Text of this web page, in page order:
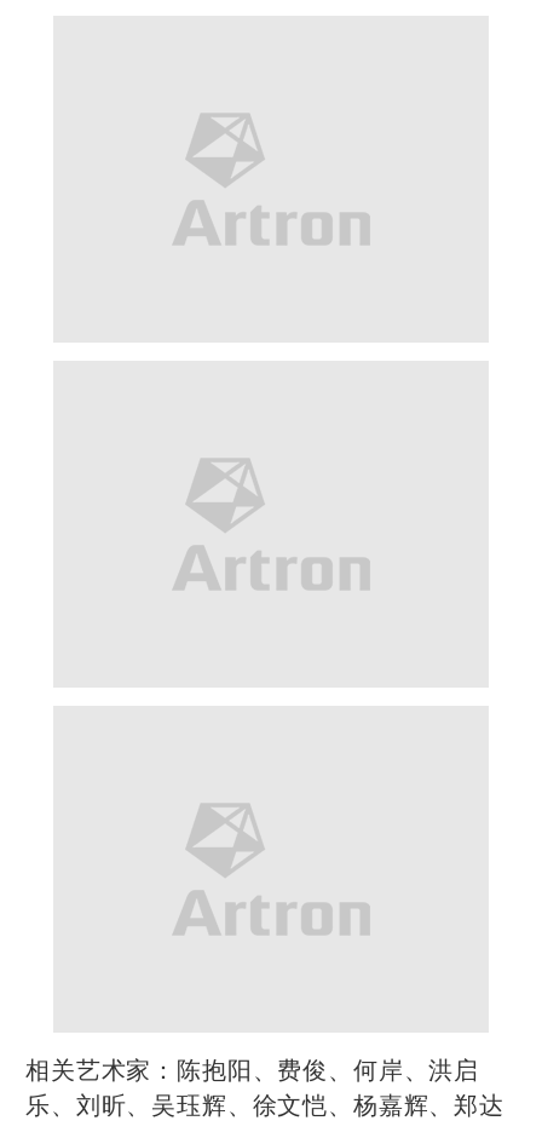
相关艺术家：陈抱阳、费俊、何岸、洪启
乐、刘昕、吴珏辉、徐文恺、杨嘉辉、郑达